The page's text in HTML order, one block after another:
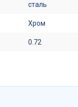
сталь
Хром
0.72